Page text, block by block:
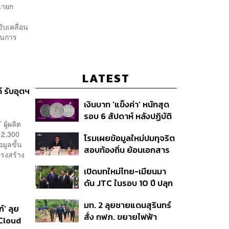
ยก
เคลื่อน
การ
รับอุตฯ
ผู้ผลิต
มูลขั้น
งสร้าง
ลุย
LATEST
เงินบาท ‘แข็งค่า’ หนักสุด
รอบ 6 สัปดาห์ หลังปฏิบัติ
สหรัฐฯ-ญี่ปุ่น Standard
Chartered เปิดเป้าสิ้นปีนี้
ต่อดอลลาร์
โรมเผยข้อมูลใหม่ปมทุจริต
สอบท้องถิ่น ย้อนเอกสาร
อนุทิน จ่อสอบต่อเอี่ยว
ตัดตอน ม.บูรพา หรือไม่
เปิดบทใหม่ไทย-เมียนมา
ดัน JTC ในรอบ 10 ปี ปลุก
ชายแดน ท่าเรือน้ำลึก
ทวาย
มท. 2 ลุยชายแดนสุรินทร์
สั่ง กฟภ. ขยายไฟฟ้า